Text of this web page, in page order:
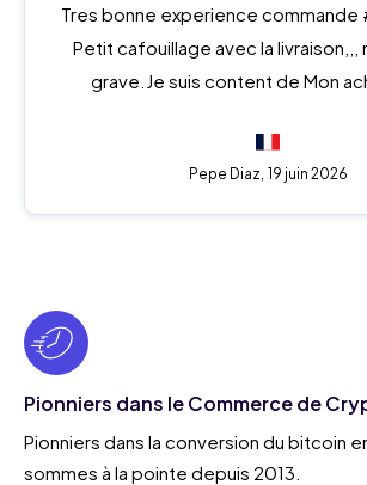
Tres bonne experience
Petit cafouillage avec la livraison,,,
grave.Je suis content de Mon
Pepe Diaz, 19 juin 2026
Pionniers dans le Commerce de
Pionniers dans la conversion du bitcoin
sommes à la pointe depuis 2013.